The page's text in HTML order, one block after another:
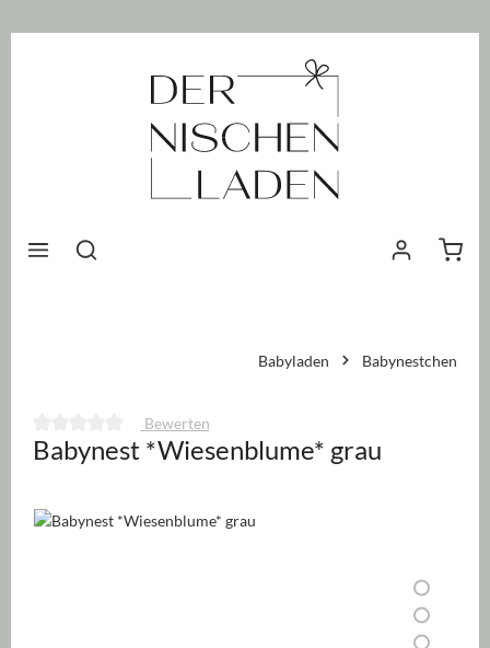
Babyladen Babynestchen
Durchschnittliche Bewertung von 0 von 5 Sternen
Bewerten
Babynest *Wiesenblume* grau
Bildergalerie überspringen